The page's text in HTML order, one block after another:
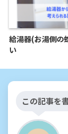
給湯器(お湯側の
い
この記事を